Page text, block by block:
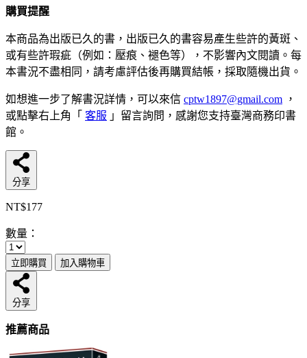
購買提醒
本商品為出版已久的書，出版已久的書容易產生些許的黃斑、
或有些許瑕疵（例如：壓痕、褪色等），不影響內文閱讀。每
本書況不盡相同，請考慮評估後再購買結帳，採取隨機出貨。
如想進一步了解書況詳情，可以來信 cptw1897@gmail.com ，
或點擊右上角「 客服 」留言詢問，感謝您支持臺灣商務印書
館。
分享
NT$177
數量：
立即購買 加入購物車
分享
推薦商品